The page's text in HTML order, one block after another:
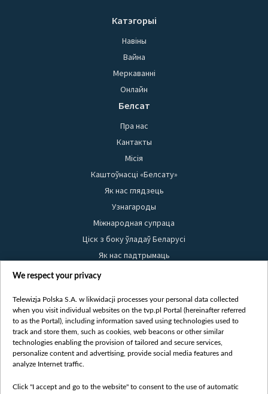
Катэгорыі
Навіны
Вайна
Меркаванні
Онлайн
Белсат
Пра нас
Кантакты
Місія
Каштоўнасці «Белсату»
Як нас глядзець
Узнагароды
Міжнародная супраца
Ціск з боку ўладаў Беларусі
Як нас падтрымаць
Правілы выкарыстання матэрыялаў
Бяспека
Youtube
Белсат news
Белсат Shorts
Жэстачайшы мульт
We respect your privacy
Telewizja Polska S.A. w likwidacji processes your personal data collected
when you visit individual websites on the tvp.pl Portal (hereinafter referred
to as the Portal), including information saved using technologies used to
track and store them, such as cookies, web beacons or other similar
technologies enabling the provision of tailored and secure services,
personalize content and advertising, provide social media features and
analyze Internet traffic.
Click "I accept and go to the website" to consent to the use of automatic